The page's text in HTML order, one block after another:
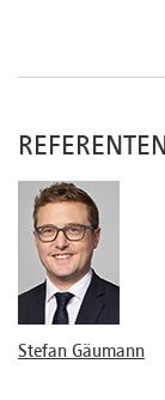
Werkvertrag
Übersicht
SIA – FIDIC
Praktisches
Auftrag
Übersicht
Praktisches
REFERENTEN
Stefan Gäumann